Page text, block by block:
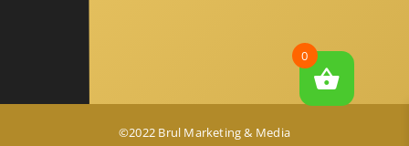
©2022 Brul Marketing & Media
0